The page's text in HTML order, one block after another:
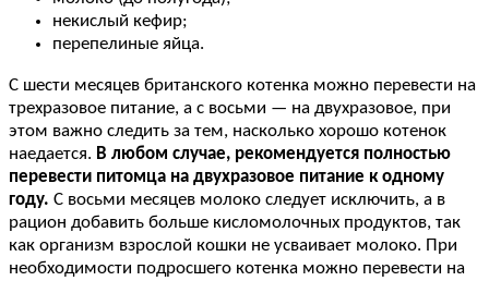
некислый кефир;
перепелиные яйца.
С шести месяцев британского котенка можно перевести на
трехразовое питание, а с восьми — на двухразовое, при
этом важно следить за тем, насколько хорошо котенок
наедается. В любом случае, рекомендуется полностью
перевести питомца на двухразовое питание к одному
году. С восьми месяцев молоко следует исключить, а в
рацион добавить больше кисломолочных продуктов, так
как организм взрослой кошки не усваивает молоко. При
необходимости подросшего котенка можно перевести на